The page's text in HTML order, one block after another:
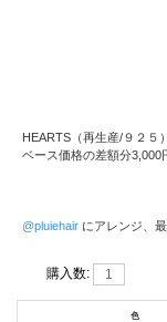
HEARTS（再生産/９２５
ベース価格の差額分3,000
@pluiehair にアレンジ、
購入数:
色